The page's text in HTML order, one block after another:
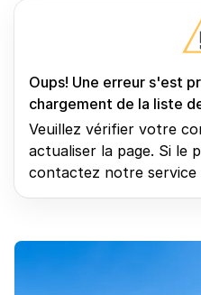
Oups! Une erreur s'est
chargement de la liste
Veuillez vérifier votre
actualiser la page. Si le
contactez notre service